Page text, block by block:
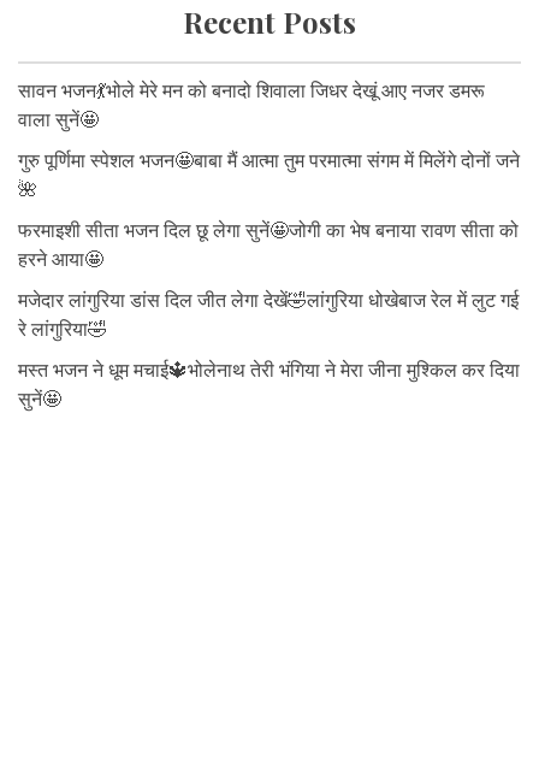
Recent Posts
सावन भजन💃भोले मेरे मन को बनादो शिवाला जिधर देखूं आए नजर डमरू
वाला सुनें🤩
गुरु पूर्णिमा स्पेशल भजन🤩बाबा मैं आत्मा तुम परमात्मा संगम में मिलेंगे दोनों जने
🌺
फरमाइशी सीता भजन दिल छू लेगा सुनें🤩जोगी का भेष बनाया रावण सीता को
हरने आया🤩
मजेदार लांगुरिया डांस दिल जीत लेगा देखें🤣लांगुरिया धोखेबाज रेल में लुट गई
रे लांगुरिया🤣
मस्त भजन ने धूम मचाई🔱भोलेनाथ तेरी भंगिया ने मेरा जीना मुश्किल कर दिया
सुनें🤩